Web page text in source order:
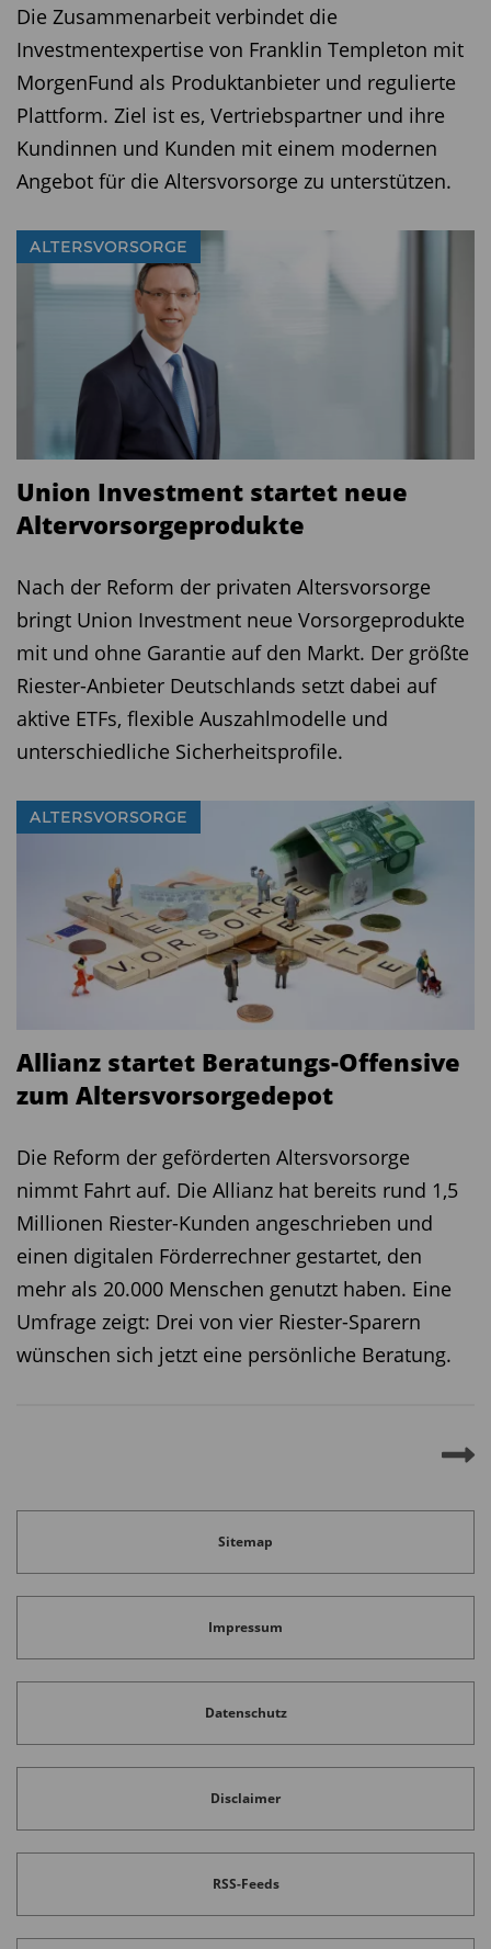
Die Zusammenarbeit verbindet die
Investmentexpertise von Franklin Templeton mit
MorgenFund als Produktanbieter und regulierte
Plattform. Ziel ist es, Vertriebspartner und ihre
Kundinnen und Kunden mit einem modernen
Angebot für die Altersvorsorge zu unterstützen.
ALTERSVORSORGE
Union Investment startet neue
Altervorsorgeprodukte
Nach der Reform der privaten Altersvorsorge
bringt Union Investment neue Vorsorgeprodukte
mit und ohne Garantie auf den Markt. Der größte
Riester-Anbieter Deutschlands setzt dabei auf
aktive ETFs, flexible Auszahlmodelle und
unterschiedliche Sicherheitsprofile.
ALTERSVORSORGE
Allianz startet Beratungs-Offensive
zum Altersvorsorgedepot
Die Reform der geförderten Altersvorsorge
nimmt Fahrt auf. Die Allianz hat bereits rund 1,5
Millionen Riester-Kunden angeschrieben und
einen digitalen Förderrechner gestartet, den
mehr als 20.000 Menschen genutzt haben. Eine
Umfrage zeigt: Drei von vier Riester-Sparern
wünschen sich jetzt eine persönliche Beratung.
Sitemap
Impressum
Datenschutz
Disclaimer
RSS-Feeds